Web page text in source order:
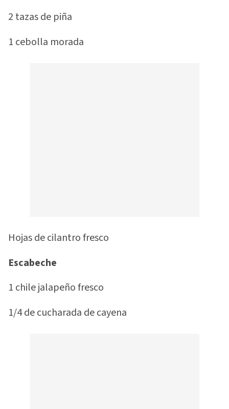
2 tazas de piña
1 cebolla morada
Hojas de cilantro fresco
Escabeche
1 chile jalapeño fresco
1/4 de cucharada de cayena